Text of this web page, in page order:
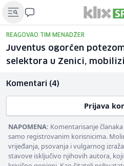
REAGOVAO TIM MENADŽER
Juventus ogorčen
selektora u Zenici,
Komentari (4)
Prijava
NAPOMENA: Komentarisanje
samo registrovanim korisnicima.
vrijeđanja, psovanja i vulgarnog
stavove isključivo njihovih autora,